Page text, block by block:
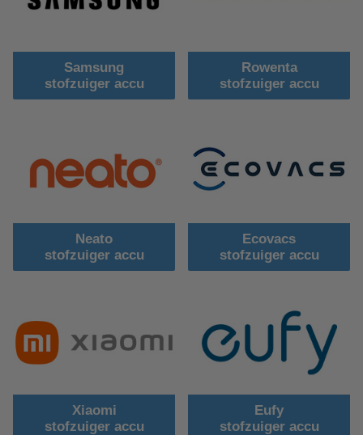
Samsung
stofzuiger accu
Rowenta
stofzuiger accu
Neato
stofzuiger accu
Ecovacs
stofzuiger accu
Xiaomi
stofzuiger accu
Eufy
stofzuiger accu